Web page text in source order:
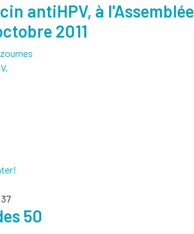
antiHPV, à l'Assemblée
2011
50